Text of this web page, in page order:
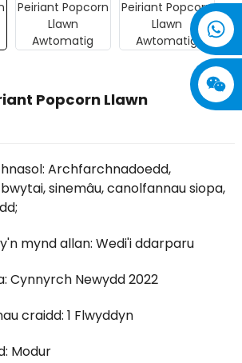
Popcorn Llawn
Archfarchnadoedd,
sinemâu, canolfannau siopa,
mynd allan: Wedi'i ddarparu
Cynnyrch Newydd 2022
craidd: 1 Flwyddyn
Modur